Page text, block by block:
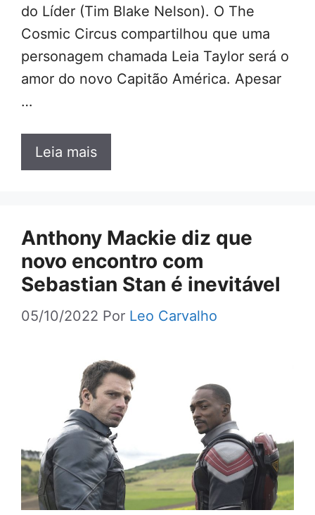
do Líder (Tim Blake Nelson). O The
Cosmic Circus compartilhou que uma
personagem chamada Leia Taylor será o
amor do novo Capitão América. Apesar
…
Leia mais
Anthony Mackie diz que
novo encontro com
Sebastian Stan é inevitável
05/10/2022 Por Leo Carvalho